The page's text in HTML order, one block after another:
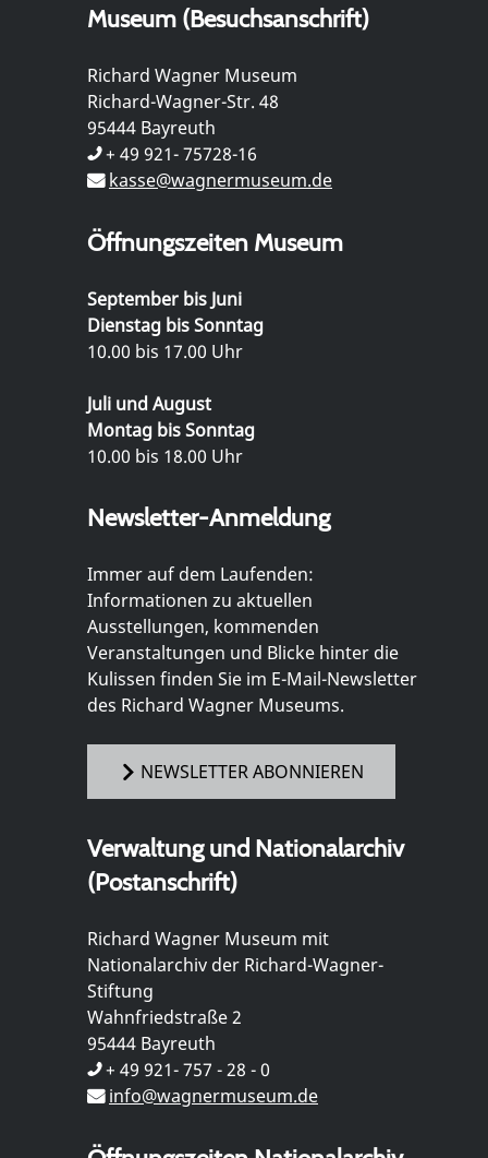
Museum (Besuchsanschrift)
Richard Wagner Museum
Richard-Wagner-Str. 48
95444 Bayreuth
+ 49 921- 75728-16
kasse@wagnermuseum.de
Öffnungszeiten Museum
September bis Juni
Dienstag bis Sonntag
10.00 bis 17.00 Uhr
Juli und August
Montag bis Sonntag
10.00 bis 18.00 Uhr
Newsletter-Anmeldung
Immer auf dem Laufenden:
Informationen zu aktuellen
Ausstellungen, kommenden
Veranstaltungen und Blicke hinter die
Kulissen finden Sie im E-Mail-Newsletter
des Richard Wagner Museums.
NEWSLETTER ABONNIEREN
Verwaltung und Nationalarchiv
(Postanschrift)
Richard Wagner Museum mit
Nationalarchiv der Richard-Wagner-
Stiftung
Wahnfriedstraße 2
95444 Bayreuth
+ 49 921- 757 - 28 - 0
info@wagnermuseum.de